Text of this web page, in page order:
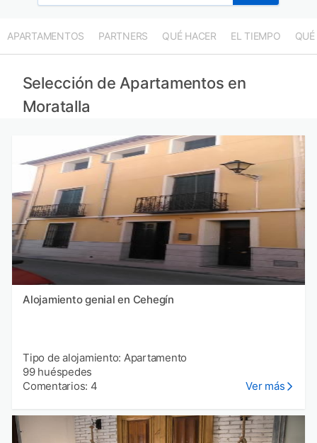
APARTAMENTOS PARTNERS QUÉ HACER EL TIEMPO QUÉ
Selección de Apartamentos en
Moratalla
Alojamiento genial en Cehegín
Tipo de alojamiento: Apartamento
99 huéspedes
Comentarios: 4
Ver más